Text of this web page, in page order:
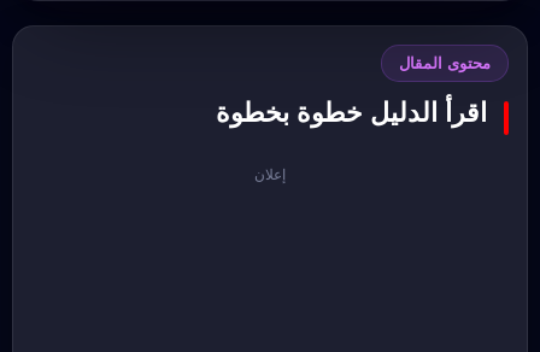
محتوى المقال
اقرأ الدليل خطوة بخطوة
إعلان